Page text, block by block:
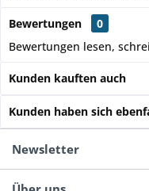
Bewertungen
0
Bewertungen lesen,
Kunden kauften auch
Kunden haben sich
Newsletter